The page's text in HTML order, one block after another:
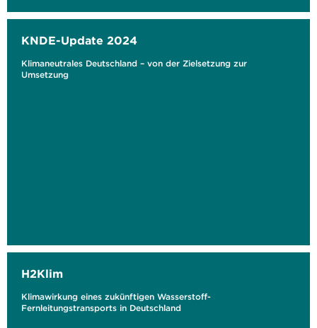
KNDE-Update 2024
Klimaneutrales Deutschland – von der Zielsetzung zur
Umsetzung
H2Klim
Klimawirkung eines zukünftigen Wasserstoff-
Fernleitungstransports in Deutschland